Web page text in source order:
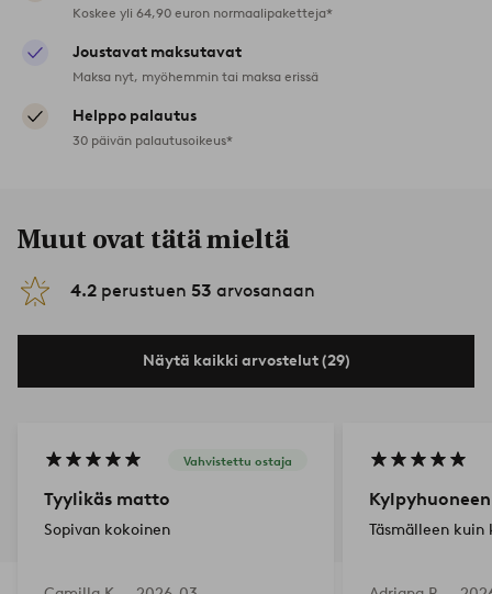
Koskee yli 64,90 euron normaalipaketteja*
Joustavat maksutavat
Maksa nyt, myöhemmin tai maksa erissä
Helppo palautus
30 päivän palautusoikeus*
Muut ovat tätä mieltä
4.2 perustuen 53 arvosanaan
Näytä kaikki arvostelut (29)
Vahvistettu ostaja
Tyylikäs matto
Sopivan kokoinen Täsmälleen kuin